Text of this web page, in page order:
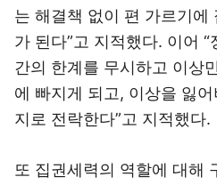
는 해결책 없이 편 가르기에
가 된다”고 지적했다. 이어
간의 한계를 무시하고 이상
에 빠지게 되고, 이상을 잃
지로 전락한다”고 지적했다.
또 집권세력의 역할에 대해